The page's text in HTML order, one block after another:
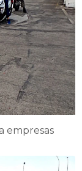
empresas